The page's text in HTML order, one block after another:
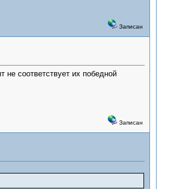
Записан
соответствует их победной
Записан